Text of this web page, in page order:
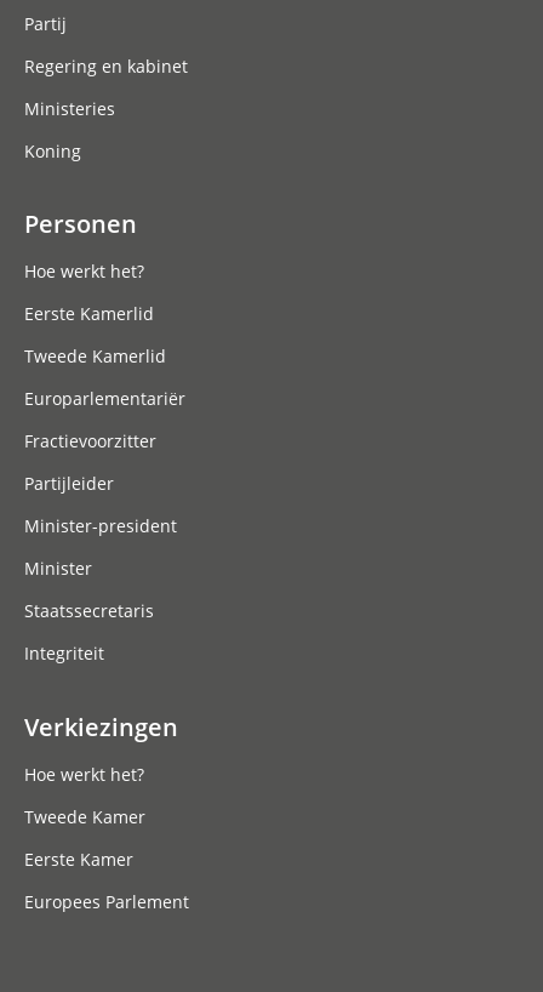
Partij
Regering en kabinet
Ministeries
Koning
Personen
Hoe werkt het?
Eerste Kamerlid
Tweede Kamerlid
Europarlementariër
Fractievoorzitter
Partijleider
Minister-president
Minister
Staatssecretaris
Integriteit
Verkiezingen
Hoe werkt het?
Tweede Kamer
Eerste Kamer
Europees Parlement